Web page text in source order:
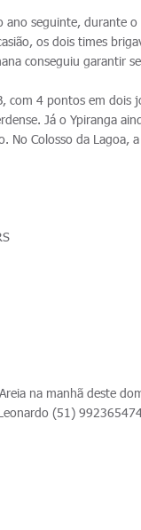
seguinte, durante
os dois times
conseguiu garantir
com 4 pontos em dois
Já o Ypiranga
Colosso da Lagoa,
na manhã deste
(51)